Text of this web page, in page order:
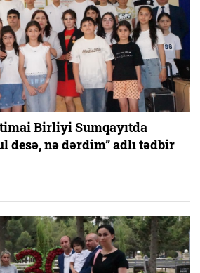
Birliyi Sumqayıtda
desə, nə dərdim” adlı tədbir